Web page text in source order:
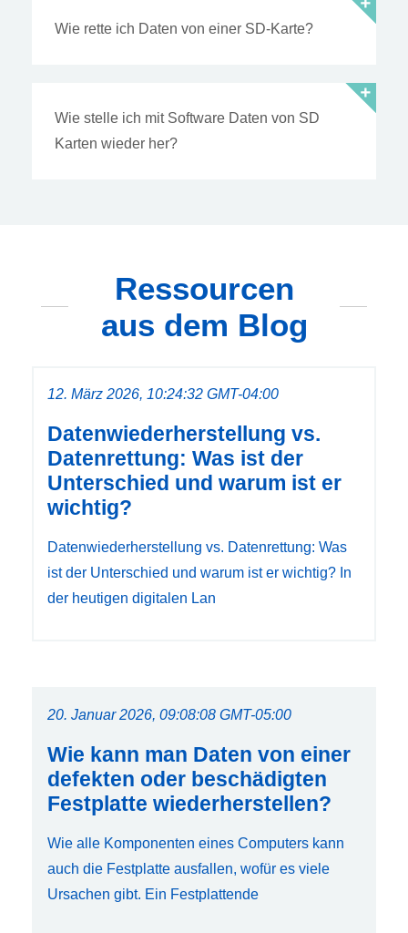
Wie rette ich Daten von einer SD-Karte?
Wie stelle ich mit Software Daten von SD
Karten wieder her?
Ressourcen
aus dem Blog
12. März 2026, 10:24:32 GMT-04:00
Datenwiederherstellung vs.
Datenrettung: Was ist der
Unterschied und warum ist er
wichtig?
Datenwiederherstellung vs. Datenrettung: Was
ist der Unterschied und warum ist er wichtig? In
der heutigen digitalen Lan
20. Januar 2026, 09:08:08 GMT-05:00
Wie kann man Daten von einer
defekten oder beschädigten
Festplatte wiederherstellen?
Wie alle Komponenten eines Computers kann
auch die Festplatte ausfallen, wofür es viele
Ursachen gibt. Ein Festplattende